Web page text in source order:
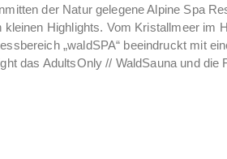
der Natur gelegene Alpine Spa
kleinen Highlights. Vom Kristallmeer im
„waldSPA“ beeindruckt mit
das AdultsOnly // WaldSauna und die